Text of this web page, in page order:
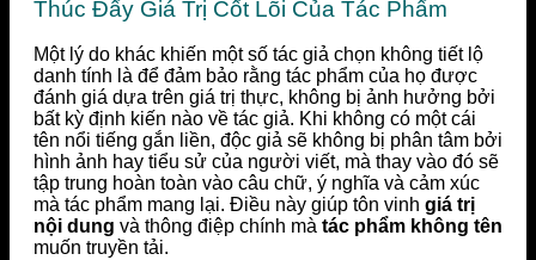
Thúc Đẩy Giá Trị Cốt Lõi Của Tác Phẩm
Một lý do khác khiến một số tác giả chọn không tiết lộ
danh tính là để đảm bảo rằng tác phẩm của họ được
đánh giá dựa trên giá trị thực, không bị ảnh hưởng bởi
bất kỳ định kiến nào về tác giả. Khi không có một cái
tên nổi tiếng gắn liền, độc giả sẽ không bị phân tâm bởi
hình ảnh hay tiểu sử của người viết, mà thay vào đó sẽ
tập trung hoàn toàn vào câu chữ, ý nghĩa và cảm xúc
mà tác phẩm mang lại. Điều này giúp tôn vinh giá trị
nội dung và thông điệp chính mà tác phẩm không tên
muốn truyền tải.